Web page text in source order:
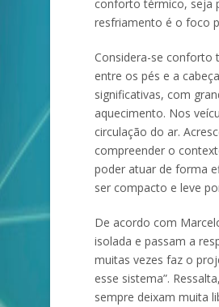
conforto térmico, seja
resfriamento é o foco
Considera-se conforto
entre os pés e a
significativas, com
aquecimento. Nos
circulação do ar.
compreender o
poder atuar de forma
ser compacto e leve
De acordo com
isolada e passam a
muitas vezes faz o
esse sistema”.
sempre deixam muita